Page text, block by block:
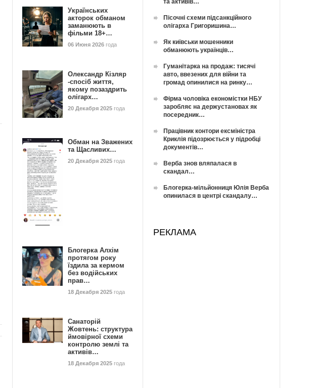
Українських
акторок обманом
заманюють в
фільми 18+…
06 Июня 2026 года
Олександр Кізляр
-спосіб життя,
якому позаздрить
олігарх…
20 Декабря 2025 года
Обман на Зважених
та Щасливих…
20 Декабря 2025 года
Блогерка Алхім
протягом року
їздила за кермом
без водійських
прав…
18 Декабря 2025 года
Санаторій
Жовтень: структура
ймовірної схеми
контролю землі та
активів…
18 Декабря 2025 года
та активів…
Пісочні схеми підсанкційного
олігарха Григоришина…
Як київськи мошенники
обманюють українців…
Гуманітарка на продаж: тисячі
авто, ввезених для війни та
громад опинилися на ринку…
Фірма чоловіка економістки НБУ
заробляє на держустановах як
посередник…
Працівник контори ексміністра
Криклія підозрюється у підробці
документів…
Верба знов вляпалася в
скандал…
Блогерка-мільйонниця Юлія Верба
опинилася в центрі скандалу…
РЕКЛАМА